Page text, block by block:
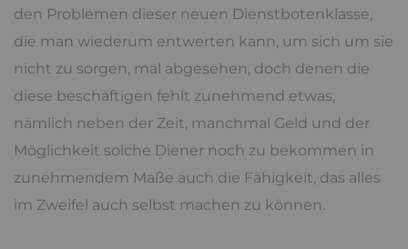
den Problemen dieser neuen Dienstbotenklasse,
die man wiederum entwerten kann, um sich um sie
nicht zu sorgen, mal abgesehen, doch denen die
diese beschäftigen fehlt zunehmend etwas,
nämlich neben der Zeit, manchmal Geld und der
Möglichkeit solche Diener noch zu bekommen in
zunehmendem Maße auch die Fähigkeit, das alles
im Zweifel auch selbst machen zu können.